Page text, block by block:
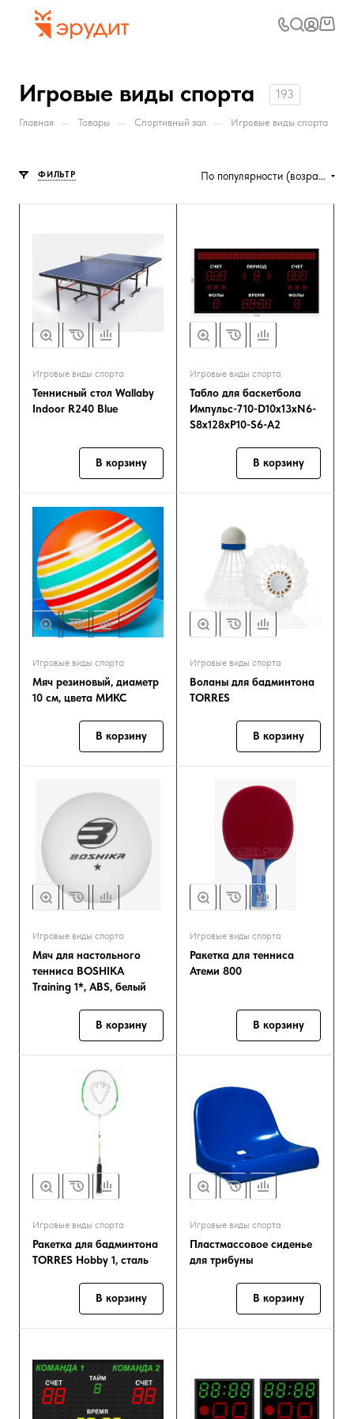
Игровые виды спорта 193
Главная — Товары — Спортивный зал — Игровые виды спорта
ФИЛЬТР По популярности (возрастание)
Игровые виды спорта
Теннисный стол Wallaby
Indoor R240 Blue
В корзину
Игровые виды спорта
Табло для баскетбола
Импульс-710-D10x13xN6-
S8x128xP10-S6-A2
В корзину
Игровые виды спорта
Мяч резиновый, диаметр
10 см, цвета МИКС
В корзину
Игровые виды спорта
Воланы для бадминтона
TORRES
В корзину
Игровые виды спорта
Мяч для настольного
тенниса BOSHIKA
Training 1*, ABS, белый
В корзину
Игровые виды спорта
Ракетка для тенниса
Атеми 800
В корзину
Игровые виды спорта
Ракетка для бадминтона
TORRES Hobby 1, сталь
В корзину
Игровые виды спорта
Пластмассовое сиденье
для трибуны
В корзину